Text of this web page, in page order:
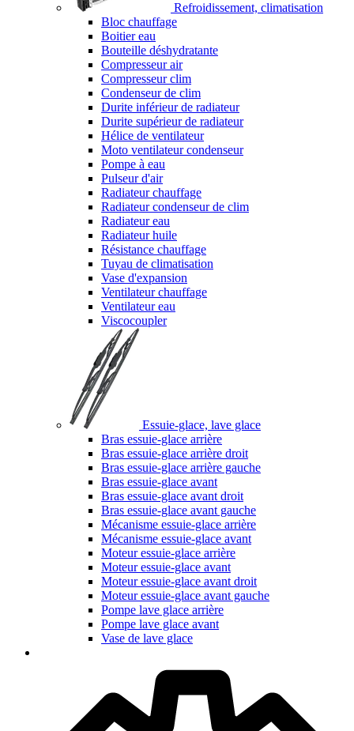
Refroidissement, climatisation
Bloc chauffage
Boitier eau
Bouteille déshydratante
Compresseur air
Compresseur clim
Condenseur de clim
Durite inférieur de radiateur
Durite supérieur de radiateur
Hélice de ventilateur
Moto ventilateur condenseur
Pompe à eau
Pulseur d'air
Radiateur chauffage
Radiateur condenseur de clim
Radiateur eau
Radiateur huile
Résistance chauffage
Tuyau de climatisation
Vase d'expansion
Ventilateur chauffage
Ventilateur eau
Viscocoupler
Essuie-glace, lave glace
Bras essuie-glace arrière
Bras essuie-glace arrière droit
Bras essuie-glace arrière gauche
Bras essuie-glace avant
Bras essuie-glace avant droit
Bras essuie-glace avant gauche
Mécanisme essuie-glace arrière
Mécanisme essuie-glace avant
Moteur essuie-glace arrière
Moteur essuie-glace avant
Moteur essuie-glace avant droit
Moteur essuie-glace avant gauche
Pompe lave glace arrière
Pompe lave glace avant
Vase de lave glace